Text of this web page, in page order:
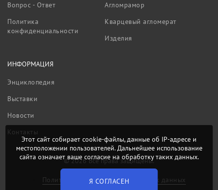
Вопрос - Ответ
Политика
конфиденциальности
Агломрамор
Кварцевый агломерат
Изделия
ИНФОРМАЦИЯ
Энциклопедия
Выставки
Новости
Контакты
© 2026 Все права защищены.
Политика обработки персональных данных
Этот сайт собирает cookie-файлы, данные об IP-адресе и
местоположении пользователей. Дальнейшее использование
сайта означает ваше согласие на обработку таких данных.
Я СОГЛАСЕН